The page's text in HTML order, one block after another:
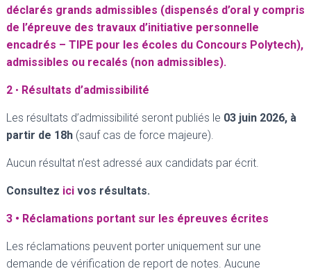
A
I
déclarés grands admissibles (dispensés d’oral y compris
de l’épreuve des travaux d’initiative personnelle
encadrés – TIPE pour les écoles du Concours Polytech),
admissibles ou recalés (non admissibles).
2 • Résultats d’admissibilité
Les résultats d’admissibilité seront publiés le 03 juin 2026, à
partir de 18h (sauf cas de force majeure).
Aucun résultat n’est adressé aux candidats par écrit.
Consultez ici vos résultats.
3 • Réclamations portant sur les épreuves écrites
Les réclamations peuvent porter uniquement sur une
demande de vérification de report de notes. Aucune